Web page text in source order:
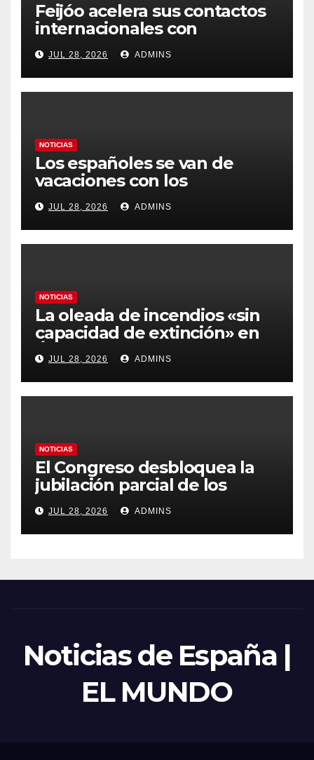
Feijóo acelera sus contactos
internacionales con
Latinoamérica como socio
prioritario en su agenda de
gobierno
JUL 28, 2026 ADMINS
NOTICIAS
Los españoles se van de
vacaciones con los
carburantes hasta un 21%
más caros que el año pasado
y los hoteles disparados
JUL 28, 2026 ADMINS
NOTICIAS
La oleada de incendios «sin
capacidad de extinción» en
Ávila y al oeste de Madrid
obliga a declarar la
emergencia nacional
JUL 28, 2026 ADMINS
NOTICIAS
El Congreso desbloquea la
jubilación parcial de los
trabajadores laborales del
sector público
JUL 28, 2026 ADMINS
Noticias de España |
EL MUNDO